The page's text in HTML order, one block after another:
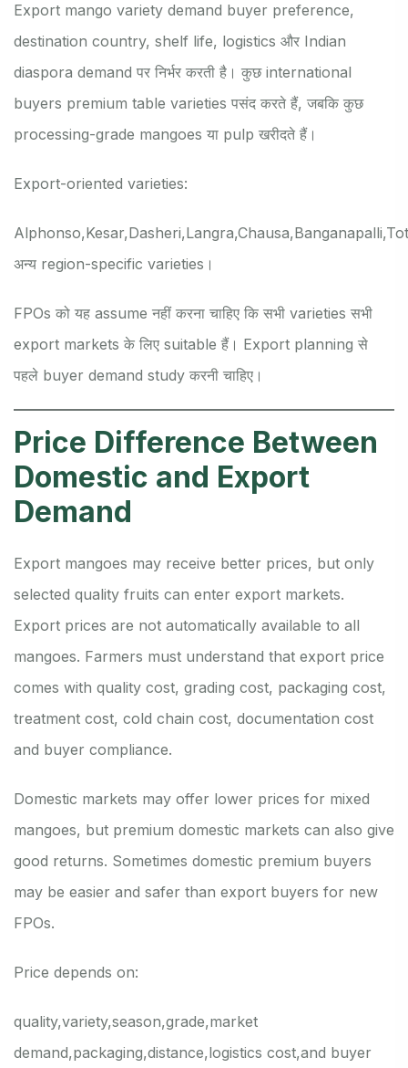
Export mango variety demand buyer preference,
destination country, shelf life, logistics और Indian
diaspora demand पर निर्भर करती है। कुछ international
buyers premium table varieties पसंद करते हैं, जबकि कुछ
processing-grade mangoes या pulp खरीदते हैं।
Export-oriented varieties:
Alphonso,Kesar,Dasheri,Langra,Chausa,Banganapalli,
अन्य region-specific varieties।
FPOs को यह assume नहीं करना चाहिए कि सभी varieties सभी
export markets के लिए suitable हैं। Export planning से
पहले buyer demand study करनी चाहिए।
Price Difference Between
Domestic and Export
Demand
Export mangoes may receive better prices, but only
selected quality fruits can enter export markets.
Export prices are not automatically available to all
mangoes. Farmers must understand that export price
comes with quality cost, grading cost, packaging cost,
treatment cost, cold chain cost, documentation cost
and buyer compliance.
Domestic markets may offer lower prices for mixed
mangoes, but premium domestic markets can also give
good returns. Sometimes domestic premium buyers
may be easier and safer than export buyers for new
FPOs.
Price depends on:
quality,variety,season,grade,market
demand,packaging,distance,logistics cost,and buyer